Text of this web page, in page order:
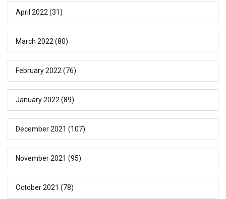
April 2022 (31)
March 2022 (80)
February 2022 (76)
January 2022 (89)
December 2021 (107)
November 2021 (95)
October 2021 (78)